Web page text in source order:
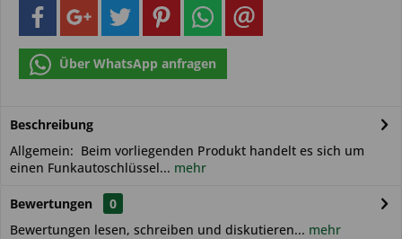
Über WhatsApp anfragen
Beschreibung
Allgemein: Beim vorliegenden Produkt handelt es sich um
einen Funkautoschlüssel... mehr
Bewertungen
0
Bewertungen lesen, schreiben und diskutieren... mehr